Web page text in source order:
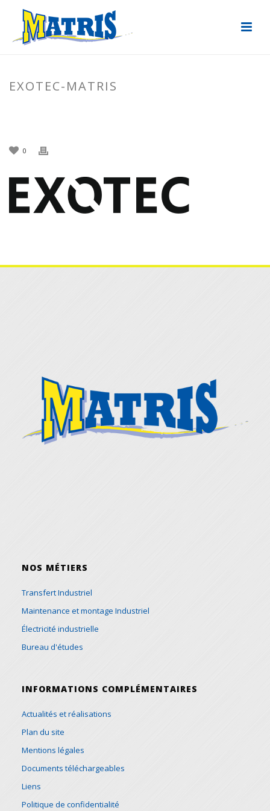
EXOTEC-MATRIS
0
NOS MÉTIERS
Transfert Industriel
Maintenance et montage Industriel
Électricité industrielle
Bureau d'études
INFORMATIONS COMPLÉMENTAIRES
Actualités et réalisations
Plan du site
Mentions légales
Documents téléchargeables
Liens
Politique de confidentialité